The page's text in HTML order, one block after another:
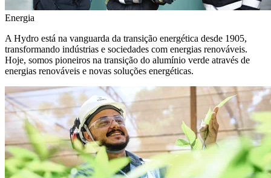
Energia
A Hydro está na vanguarda da transição energética desde 1905,
transformando indústrias e sociedades com energias renováveis.
Hoje, somos pioneiros na transição do alumínio verde através de
energias renováveis e novas soluções energéticas.